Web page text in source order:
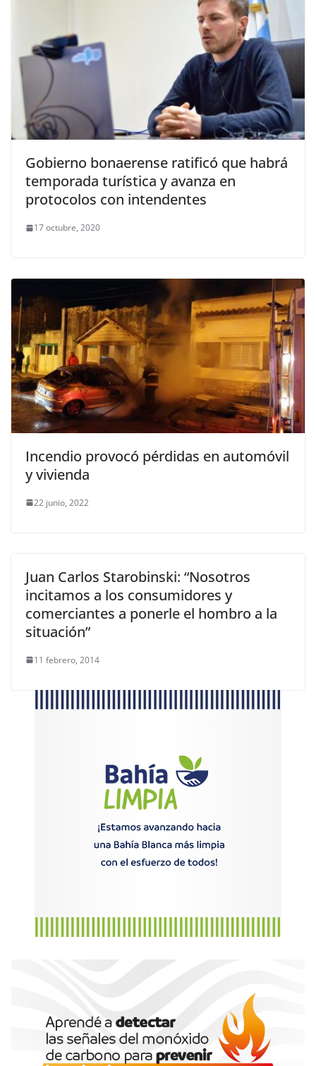
Gobierno bonaerense ratificó que habrá
temporada turística y avanza en
protocolos con intendentes
17 octubre, 2020
Incendio provocó pérdidas en automóvil
y vivienda
22 junio, 2022
Juan Carlos Starobinski: “Nosotros
incitamos a los consumidores y
comerciantes a ponerle el hombro a la
situación”
11 febrero, 2014